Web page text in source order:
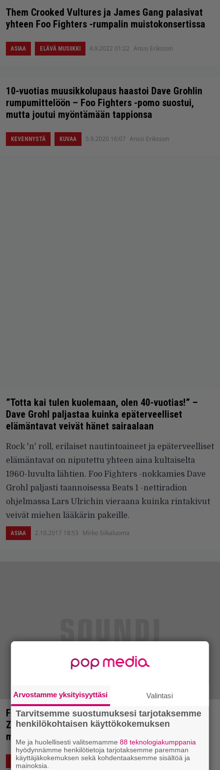
Them Crooked Vultures ja James Gang palasivat
yhteen Foo Fighters -rumpalin muistokonsertissa
ASIAA ELÄVÄ MUSIIKKI 4.9.2022 01:22 Anssi Eriksson
10-vuotias muusikkolupaus haastoi Dave Grohlin
rumpumittelöön – Foo Fighters -pomo suostui,
mutta joutui myöntämään tappionsa
KEVENNYSTÄ KUVAA 5.9.2020 16:07 Anssi Eriksson
”Totta kai tulen kuolemaan, olen 40-vuotias!” –
Dave Grohl paljastaa kuinka epäterveelliset
elämäntavat veivät hänet sairaalaan
Rock 'n' roll, erilaiset nautintoaineet ja epäterveelliset
elämäntavat on niputettu yhteen aina kultaiselta
1960-luvulta lähtien. Foo Fighters -nokkamies Dave
Grohl paljasti taannoisessa Beats 1 -nettiradion
ohjelmassa Lars Ulrichin vieraana kuinka rintakivut
veivät miehen lääkärin pakeille.
ASIAA 2.10.2017 18:53 Mirko Siikaluoma
Foo Fighters-, Queens of the Stone Age- ja Led
Zeppelin -miesten superbändin paluu ei ole
mahdoton ajatus: ”Olemme jutelleet asiasta”
ASIAA 4.6.2017 18:58 Anssi Eriksson
Arvostamme yksityisyyttäsi Valintasi
Tarvitsemme suostumuksesi tarjotaksemme
henkilökohtaisen käyttökokemuksen
Me ja huolellisesti valitsemamme88 teknologiakumppania
hyödynnämme henkilötietoja tarjotaksemme paremman
käyttäjäkokemuksen sekä kohdentaaksemme sisältöä ja
mainoksia.